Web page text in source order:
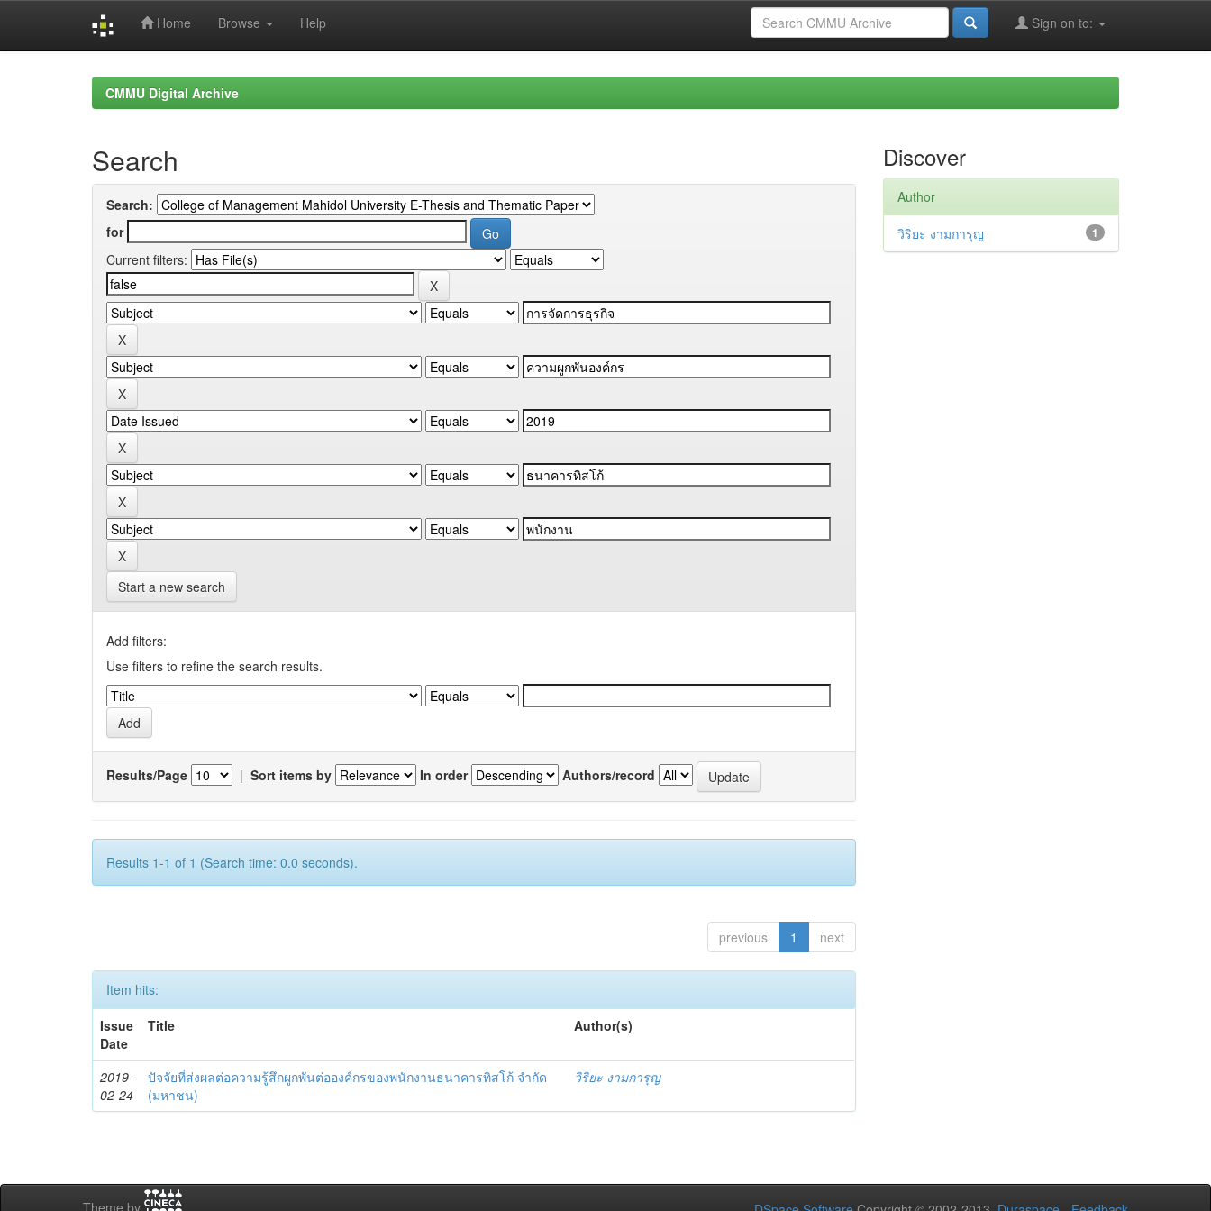
Home Browse Help Sign on to:
CMMU Digital Archive
Search
Search:
for
Current filters:
Start a new search
Add filters:
Use filters to refine the search results.
Results/Page | Sort items by In order Authors/record
Results 1-1 of 1 (Search time: 0.0 seconds).
previous 1 next
Item hits:
Issue
Date
Title Author(s)
2019-
02-24
ปัจจัยที่ส่งผลต่อความรู้สึกผูกพันต่อองค์กรของพนักงานธนาคารทิสโก้ จำกัด
(มหาชน)
วิริยะ งามการุญ
Discover
Author
1
วิริยะ งามการุญ